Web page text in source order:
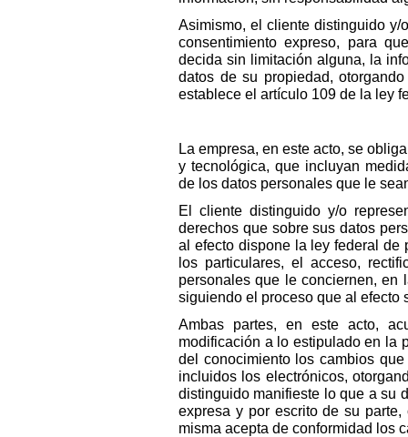
Asimismo, el cliente distinguido y/
consentimiento expreso, para
decida sin limitación alguna, la
datos de su propiedad,
establece el artículo 109 de la ley
La empresa, en este acto, se
y tecnológica, que incluyan
de los datos personales que le
El cliente distinguido y/o
derechos que sobre sus datos
al efecto dispone la ley federal de
los particulares, el acceso,
personales que le conciernen, en
siguiendo el proceso que al efecto
Ambas partes, en este acto,
modificación a lo estipulado en la
del conocimiento los cambios
incluidos los electrónicos,
distinguido manifieste lo que a su
expresa y por escrito de su
misma acepta de conformidad los